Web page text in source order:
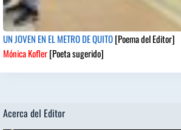
UN JOVEN EN EL METRO DE QUITO[Poema del Editor]
Mónica Kofler[Poeta sugerido]
Acerca del Editor